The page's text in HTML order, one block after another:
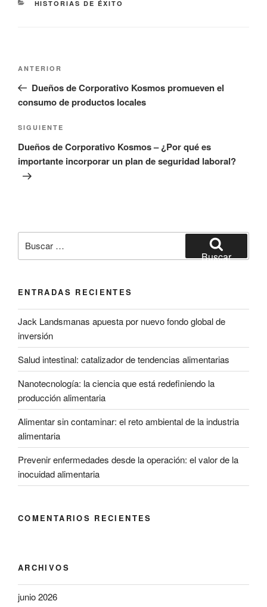
CATEGORÍAS
HISTORIAS DE ÉXITO
Navegación
entradas
Entrada
anterior:
ANTERIOR
Dueños de Corporativo Kosmos promueven el
consumo de productos locales
Siguiente
entrada
SIGUIENTE
Dueños de Corporativo Kosmos – ¿Por qué es
importante incorporar un plan de seguridad laboral?
por:
Buscar
ENTRADAS RECIENTES
Jack Landsmanas apuesta por nuevo fondo global de
inversión
Salud intestinal: catalizador de tendencias alimentarias
Nanotecnología: la ciencia que está redefiniendo la
producción alimentaria
Alimentar sin contaminar: el reto ambiental de la industria
alimentaria
Prevenir enfermedades desde la operación: el valor de la
inocuidad alimentaria
COMENTARIOS RECIENTES
ARCHIVOS
junio 2026